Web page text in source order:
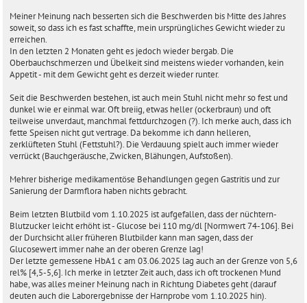
Meiner Meinung nach besserten sich die Beschwerden bis Mitte des Jahres
soweit, so dass ich es fast schaffte, mein ursprüngliches Gewicht wieder zu
erreichen.
In den letzten 2 Monaten geht es jedoch wieder bergab. Die
Oberbauchschmerzen und Übelkeit sind meistens wieder vorhanden, kein
Appetit - mit dem Gewicht geht es derzeit wieder runter.
Seit die Beschwerden bestehen, ist auch mein Stuhl nicht mehr so fest und
dunkel wie er einmal war. Oft breiig, etwas heller (ockerbraun) und oft
teilweise unverdaut, manchmal fettdurchzogen (?). Ich merke auch, dass ich
fette Speisen nicht gut vertrage. Da bekomme ich dann helleren,
zerklüfteten Stuhl (Fettstuhl?). Die Verdauung spielt auch immer wieder
verrückt (Bauchgeräusche, Zwicken, Blähungen, Aufstoßen).
Mehrer bisherige medikamentöse Behandlungen gegen Gastritis und zur
Sanierung der Darmflora haben nichts gebracht.
Beim letzten Blutbild vom 1.10.2025 ist aufgefallen, dass der nüchtern-
Blutzucker leicht erhöht ist - Glucose bei 110 mg/dl [Normwert 74-106]. Bei
der Durchsicht aller früheren Blutbilder kann man sagen, dass der
Glucosewert immer nahe an der oberen Grenze lag!
Der letzte gemessene HbA1 c am 03.06.2025 lag auch an der Grenze von 5,6
rel% [4,5-5,6]. Ich merke in letzter Zeit auch, dass ich oft trockenen Mund
habe, was alles meiner Meinung nach in Richtung Diabetes geht (darauf
deuten auch die Laborergebnisse der Harnprobe vom 1.10.2025 hin).